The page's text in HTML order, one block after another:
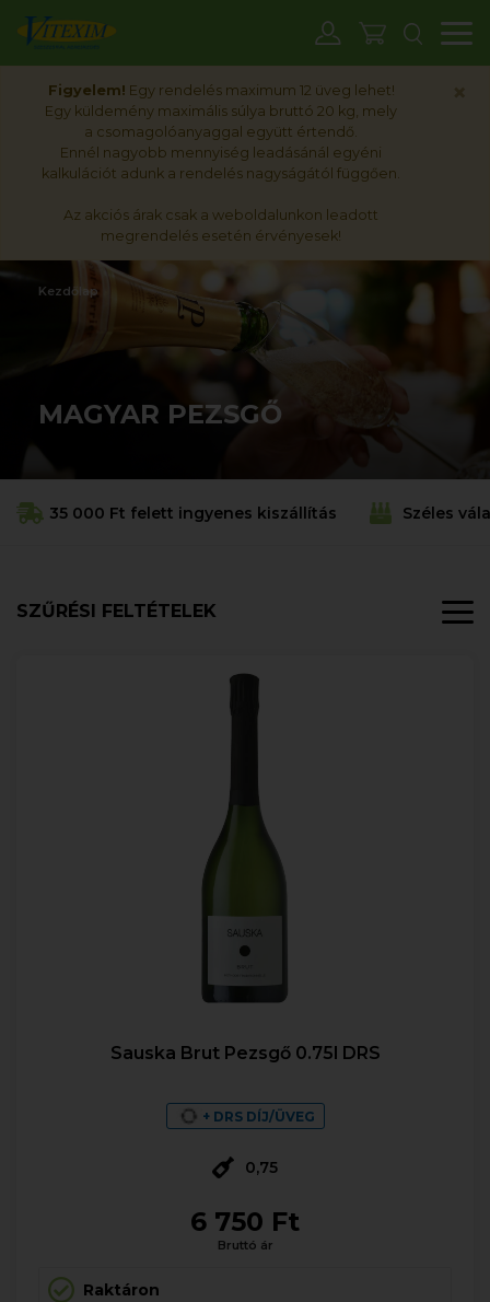
Figyelem! Egy rendelés maximum 12 üveg lehet!
Egy küldemény maximális súlya bruttó 20 kg, mely
a csomagolóanyaggal együtt értendő.
Ennél nagyobb mennyiség leadásánál egyéni
kalkulációt adunk a rendelés nagyságától függően.
Az akciós árak csak a weboldalunkon leadott
megrendelés esetén érvényesek!
Kezdőlap
MAGYAR PEZSGŐ
35 000 Ft felett ingyenes kiszállítás Széles
SZŰRÉSI FELTÉTELEK
Sauska Brut Pezsgő 0.75l DRS
+ DRS DÍJ/ÜVEG
0,75
6 750 Ft
Bruttó ár
Raktáron